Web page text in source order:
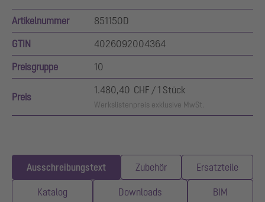
Artikelnummer 851150D
GTIN 4026092004364
Preisgruppe 10
Preis
1.480,40 CHF / 1 Stück
Werkslistenpreis exklusive MwSt.
Ausschreibungstext Zubehör Ersatzteile
Katalog Downloads BIM